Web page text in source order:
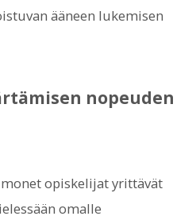
ääneen lukemisen
nopeuden
opiskelijat yrittävät
omalle